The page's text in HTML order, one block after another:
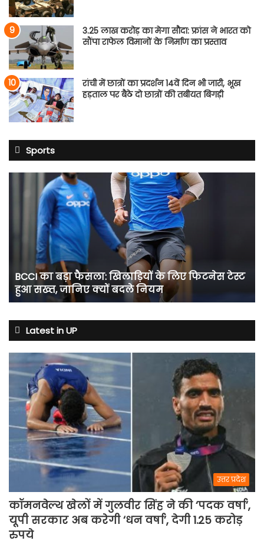
3.25 लाख करोड़ का मेगा सौदा: फ्रांस ने भारत को
सौंपा राफेल विमानों के निर्माण का प्रस्ताव
रांची में छात्रों का प्रदर्शन 14वें दिन भी जारी, भूख
हड़ताल पर बैठे दो छात्रों की तबीयत बिगड़ी
Sports
खिलाड़ियों
टेस्ट
हुआ
सख्त,
क्यों
बदले
नियम
BCCI का बड़ा फैसला: खिलाड़ियों के लिए फिटनेस टेस्ट
हुआ सख्त, जानिए क्यों बदले नियम
Latest in UP
उत्तर प्रदेश
कॉमनवेल्थ खेलों में गुलवीर सिंह ने की ‘पदक वर्षा’,
यूपी सरकार अब करेगी ‘धन वर्षा’, देगी 1.25 करोड़
रुपये